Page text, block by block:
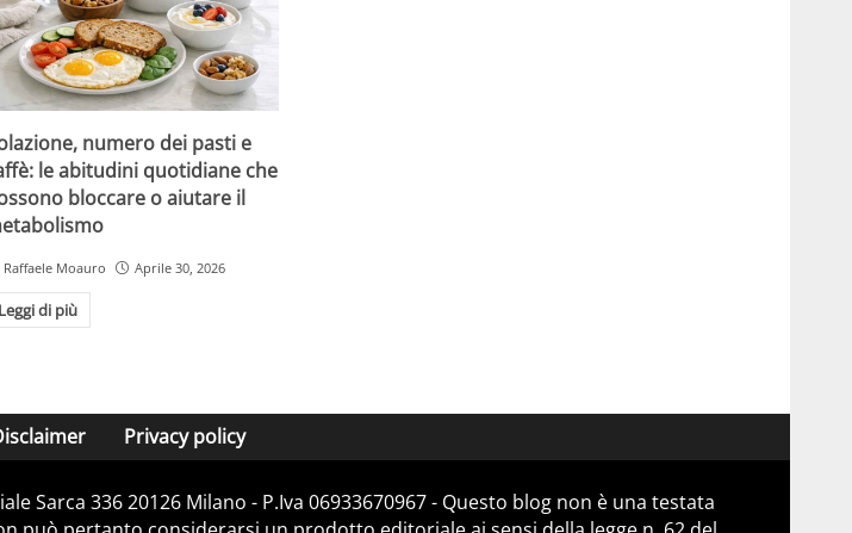
numero dei pasti e
le abitudini quotidiane che
bloccare o aiutare il
Raffaele Moauro Aprile 30, 2026
Leggi di più
Privacy policy
Sarca 336 20126 Milano - P.Iva 06933670967 - Questo blog non è una testata